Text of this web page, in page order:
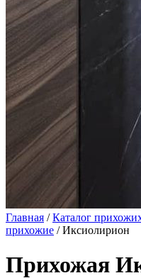
Главная /Каталог
прихожие / Иксиолирион
Прихожая